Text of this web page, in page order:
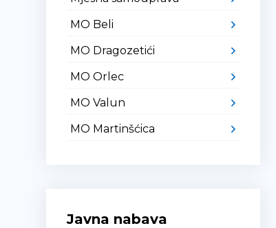
MO Beli
MO Dragozetići
MO Orlec
MO Valun
MO Martinšćica
Javna nabava